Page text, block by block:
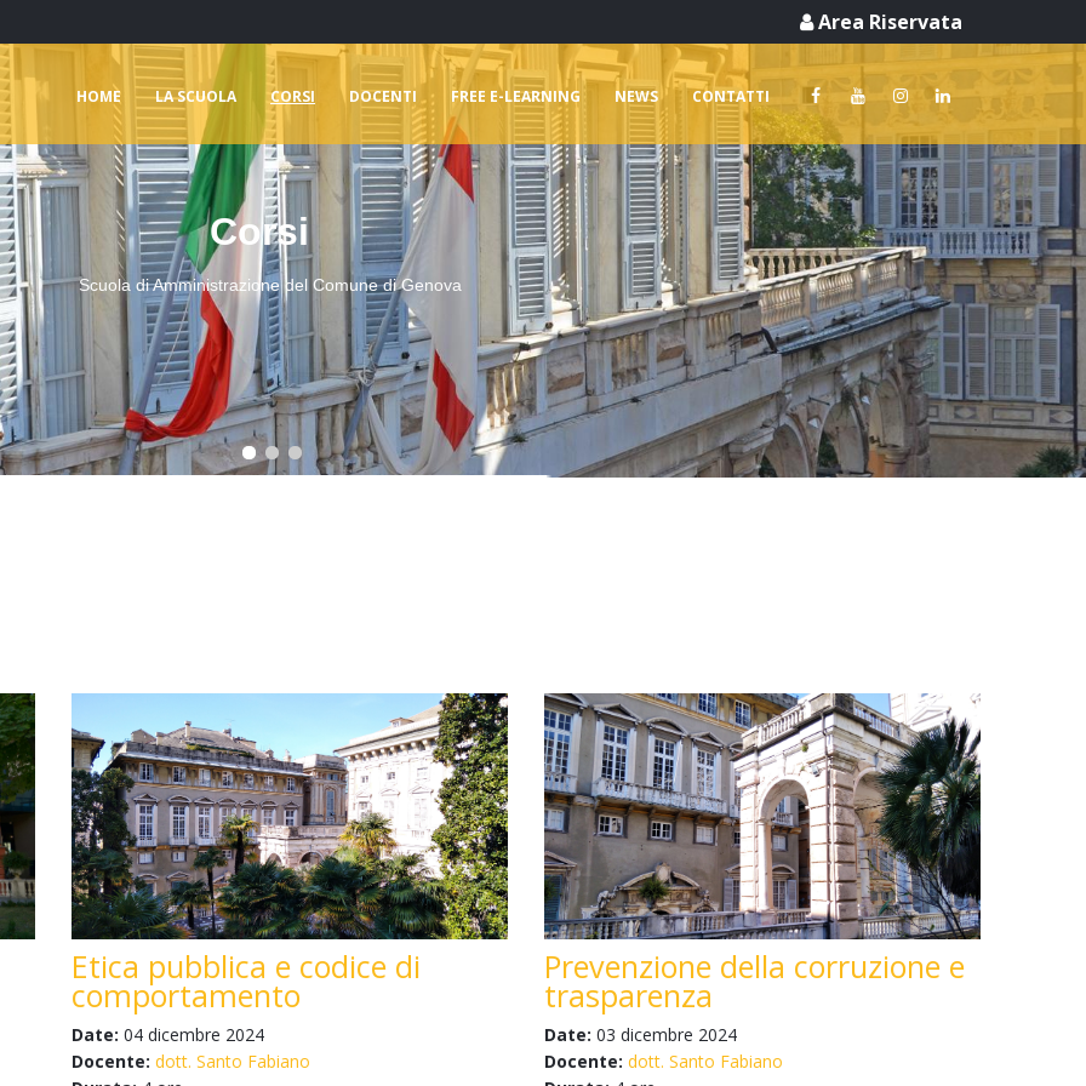
Area Riservata
HOME LA SCUOLA CORSI DOCENTI FREE E-LEARNING NEWS CONTATTI
Corsi
Scuola di Amministrazione del Comune di Genova
Etica pubblica e codice di
comportamento
Date: 04 dicembre 2024
Docente: dott. Santo Fabiano
Prevenzione della corruzione e
trasparenza
Date: 03 dicembre 2024
Docente: dott. Santo Fabiano